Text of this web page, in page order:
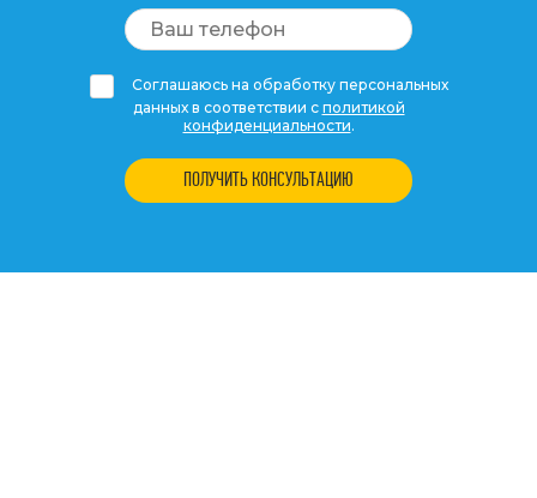
Соглашаюсь на обработку персональных
данных в соответствии с политикой
конфиденциальности.
ПОЛУЧИТЬ КОНСУЛЬТАЦИЮ